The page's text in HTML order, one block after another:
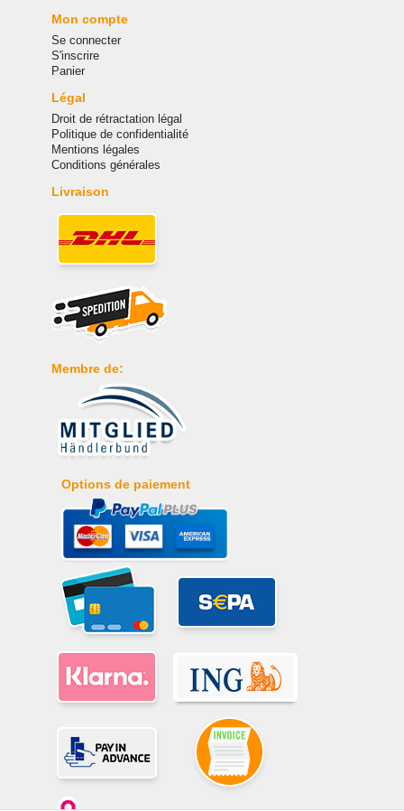
Mon compte
Se connecter
S'inscrire
Panier
Légal
Droit de rétractation légal
Politique de confidentialité
Mentions légales
Conditions générales
Livraison
Membre de:
Options de paiement